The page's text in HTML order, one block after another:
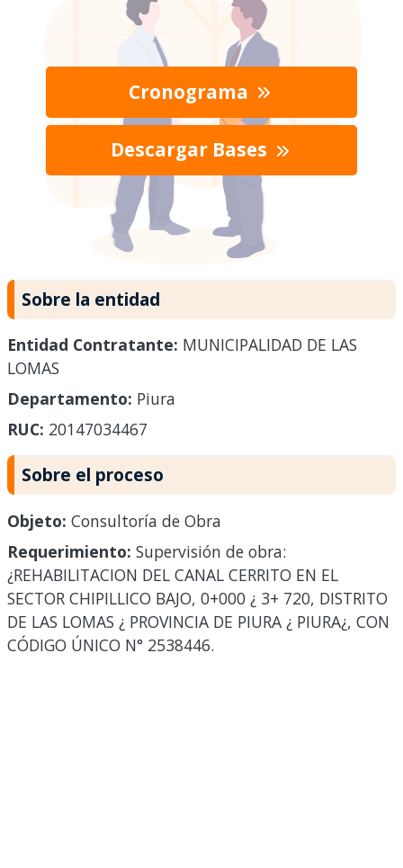
Cronograma
Descargar Bases
Sobre la entidad
Entidad Contratante: MUNICIPALIDAD DE LAS
LOMAS
Departamento: Piura
RUC: 20147034467
Sobre el proceso
Objeto: Consultoría de Obra
Requerimiento: Supervisión de obra:
¿REHABILITACION DEL CANAL CERRITO EN EL
SECTOR CHIPILLICO BAJO, 0+000 ¿ 3+ 720, DISTRITO
DE LAS LOMAS ¿ PROVINCIA DE PIURA ¿ PIURA¿, CON
CÓDIGO ÚNICO N° 2538446.